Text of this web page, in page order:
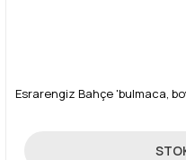
Esrarengiz Bahçe 'bulmaca,